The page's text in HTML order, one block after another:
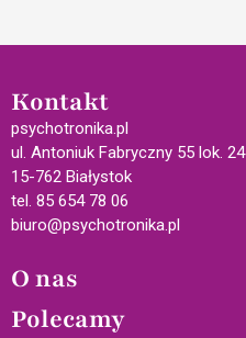
Kontakt
psychotronika.pl
ul. Antoniuk Fabryczny 55 lok. 24
15-762 Białystok
tel. 85 654 78 06
biuro@psychotronika.pl
O nas
Polecamy